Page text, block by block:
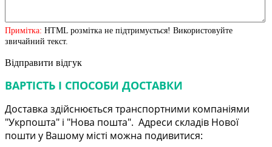
Примітка: HTML розмітка не підтримується! Використовуйте
звичайний текст.
Відправити відгук
ВАРТІСТЬ І СПОСОБИ ДОСТАВКИ
Доставка здійснюється транспортними компаніями
"Укрпошта" і "Нова пошта". Адреси складів Нової
пошти у Вашому місті можна подивитися: